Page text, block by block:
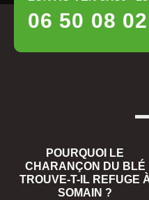
06 50 08
POURQUOI LE
CHARANÇON DU BLÉ
TROUVE-T-IL REFUGE
SOMAIN ?